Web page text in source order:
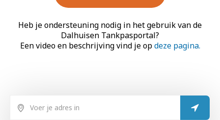
Heb je ondersteuning nodig in het gebruik van de
Dalhuisen Tankpasportal?
Een video en beschrijving vind je opdeze pagina.